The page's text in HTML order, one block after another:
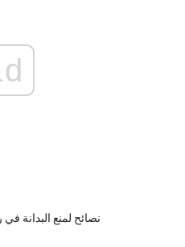
7 نصائح لمنع البدانة